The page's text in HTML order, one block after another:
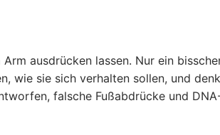
ausdrücken lassen. Nur ein
wie sie sich verhalten sollen, und
falsche Fußabdrücke und